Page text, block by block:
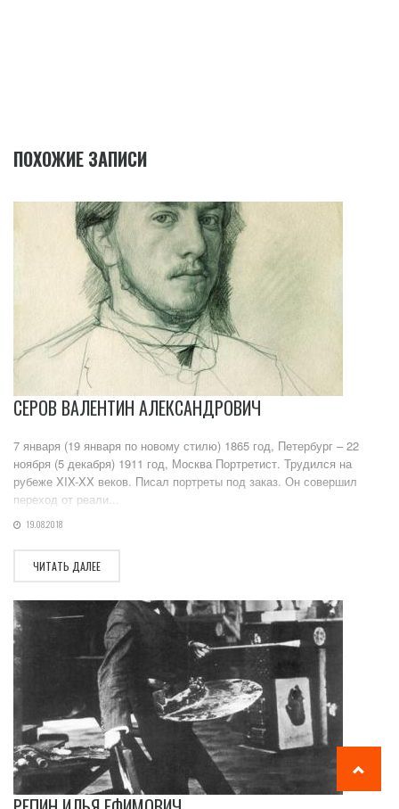
ПОХОЖИЕ ЗАПИСИ
СЕРОВ ВАЛЕНТИН АЛЕКСАНДРОВИЧ
7 января (19 января по новому стилю) 1865 год, Петербург – 22
ноября (5 декабря) 1911 год, Москва Портретист. Трудился на
рубеже XIX-XX веков. Писал портреты под заказ. Он совершил
переход от реали...
19.08.2018
ЧИТАТЬ ДАЛЕЕ